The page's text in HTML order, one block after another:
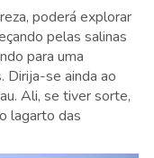
poderá explorar
pelas salinas
para uma
Dirija-se ainda ao
Ali, se tiver sorte,
lagarto das